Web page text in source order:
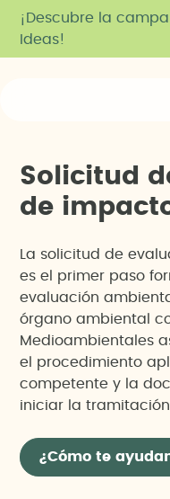
¡Descubre la
Ideas!
So icitud d
de impact
La solicitud de
es el primer paso
evaluación
órgano ambiental
Medioambientales
el procedimiento
competente y la
iniciar la
¿Cómo te